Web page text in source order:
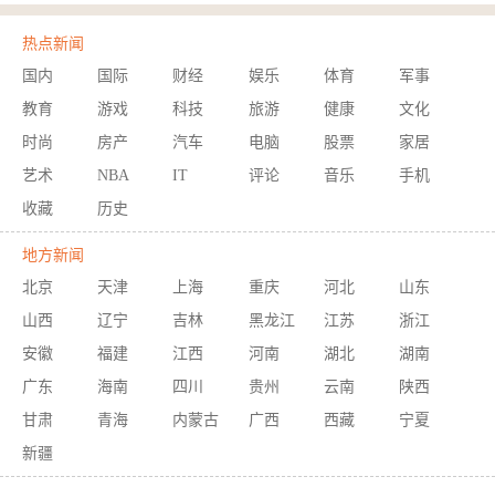
热点新闻
国内 国际 财经 娱乐 体育
军事
教育
游戏 科技 旅游 健康
文化
时尚
房产 汽车 电脑 股票
家居
艺术
NBA IT 评论 音乐
手机
收藏
历史
地方新闻
北京 天津 上海 重庆 河北
山东
山西
辽宁 吉林 黑龙江 江苏
浙江
安徽
福建 江西 河南 湖北
湖南
广东
海南 四川 贵州 云南
陕西
甘肃
青海 内蒙古 广西 西藏
宁夏
新疆